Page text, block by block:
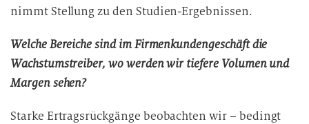
nimmt Stellung zu den Studien-Ergebnissen.
Welche Bereiche sind im Firmenkundengeschäft die
Wachstumstreiber, wo werden wir tiefere Volumen und
Margen sehen?
Starke Ertragsrückgänge beobachten wir – bedingt